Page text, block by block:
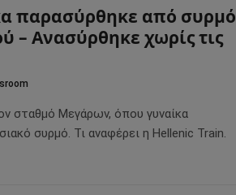
παρασύρθηκε από συρμό
– Ανασύρθηκε χωρίς τις
σταθμό Μεγάρων, όπου γυναίκα
συρμό. Τι αναφέρει η Hellenic Train.